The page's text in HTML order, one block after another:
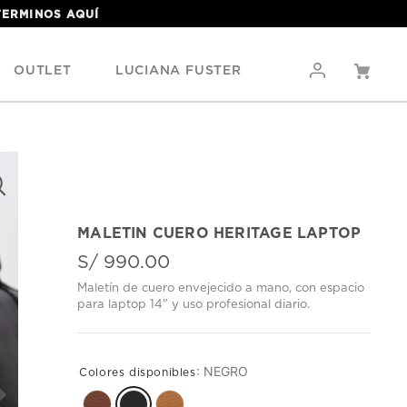
AQUÍ
OUTLET LUCIANA FUSTER
MALETIN CUERO HERITAGE LAPTOP
S/ 990.00
Maletín de cuero envejecido a mano, con espacio
para laptop 14" y uso profesional diario.
: NEGRO